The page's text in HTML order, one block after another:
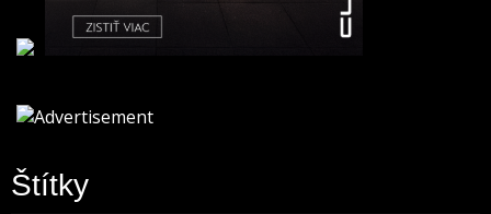
Štítky